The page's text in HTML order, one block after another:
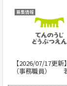
募集情報
【2026/07/17更
（事務職員）